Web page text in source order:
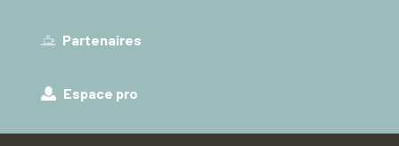
Partenaires
Espace pro